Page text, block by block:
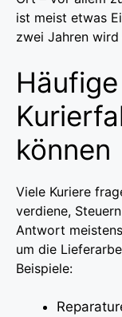
ist meist etwas
zwei Jahren
können
Viele Kuriere
verdiene,
Antwort
um die
Beispiele: